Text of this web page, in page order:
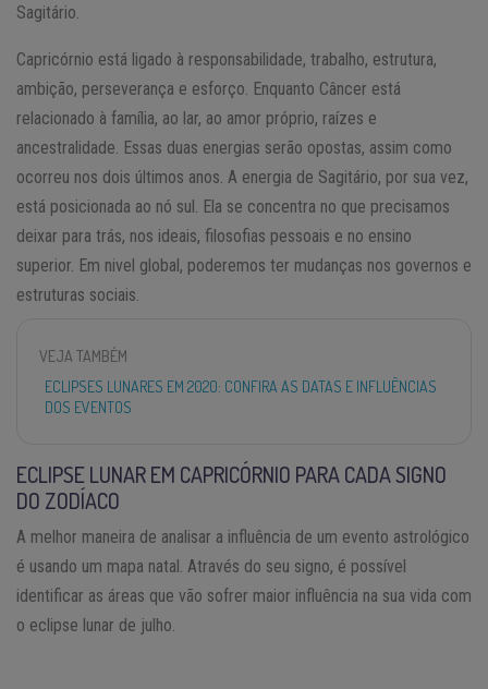
Sagitário.
Capricórnio está ligado à responsabilidade, trabalho, estrutura,
ambição, perseverança e esforço. Enquanto Câncer está
relacionado à família, ao lar, ao amor próprio, raízes e
ancestralidade. Essas duas energias serão opostas, assim como
ocorreu nos dois últimos anos. A energia de Sagitário, por sua vez,
está posicionada ao nó sul. Ela se concentra no que precisamos
deixar para trás, nos ideais, filosofias pessoais e no ensino
superior. Em nivel global, poderemos ter mudanças nos governos e
estruturas sociais.
VEJA TAMBÉM
ECLIPSES LUNARES EM 2020: CONFIRA AS DATAS E INFLUÊNCIAS
DOS EVENTOS
ECLIPSE LUNAR EM CAPRICÓRNIO PARA CADA SIGNO
DO ZODÍACO
A melhor maneira de analisar a influência de um evento astrológico
é usando um mapa natal. Através do seu signo, é possível
identificar as áreas que vão sofrer maior influência na sua vida com
o eclipse lunar de julho.